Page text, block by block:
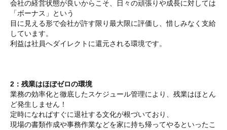
会社の経営状態が良いからこそ、日々の頑張りや成長に対しては
「ボーナス」という
目に見える形で会社が許す限り最大限に評価し、惜しみなく支給
しています。
利益は社員へダイレクトに還元される環境です。
2：残業はほぼゼロの環境
業務の効率化と徹底したスケジュール管理により、残業はほとん
ど発生しません！
定時になればすぐに退社する文化が根づいており、
現場の書類作成や事務作業などを家に持ち帰ってやるといったこ